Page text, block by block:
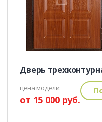
Дверь
цена модели:
от 15 000 руб.